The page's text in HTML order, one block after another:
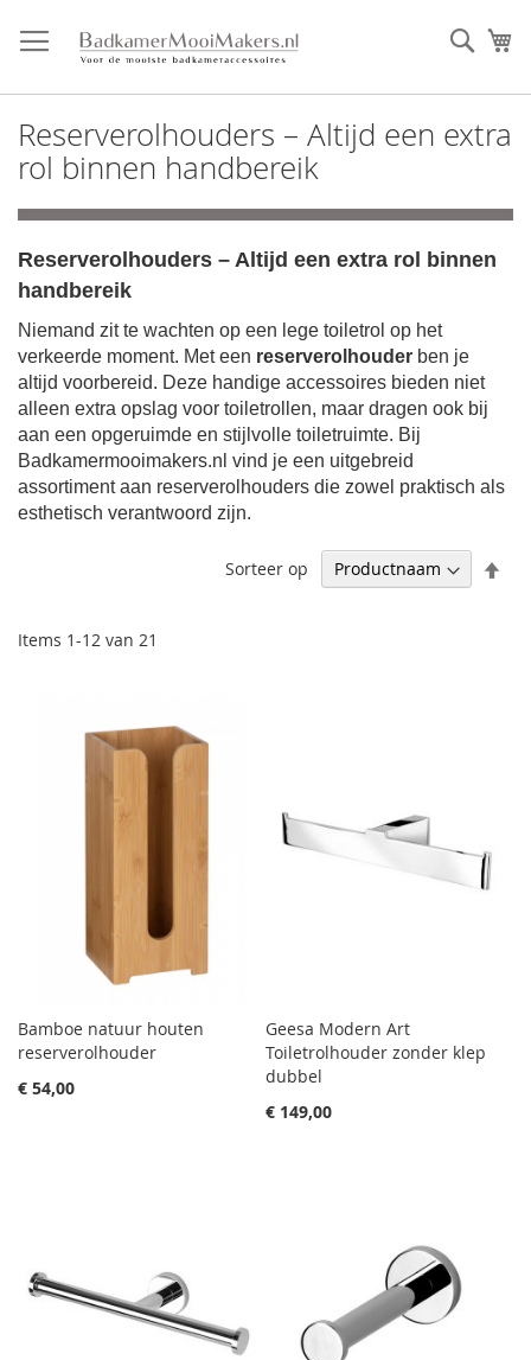
direct
door
inhoud
Reserverolhouders – Altijd een extra
rol binnen handbereik
Reserverolhouders – Altijd een extra rol binnen
handbereik
Niemand zit te wachten op een lege toiletrol op het
verkeerde moment. Met een reserverolhouder ben je
altijd voorbereid. Deze handige accessoires bieden niet
alleen extra opslag voor toiletrollen, maar dragen ook bij
aan een opgeruimde en stijlvolle toiletruimte. Bij
Badkamermooimakers.nl vind je een uitgebreid
assortiment aan reserverolhouders die zowel praktisch als
esthetisch verantwoord zijn.
Items 1-12 van 21
Sorteer op
Bamboe natuur houten
reserverolhouder
€ 54,00
Geesa Modern Art
Toiletrolhouder zonder klep
dubbel
€ 149,00